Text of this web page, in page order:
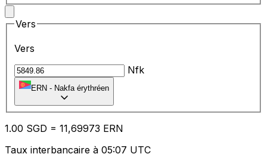
Vers
Vers
Nfk
ERN - Nakfa érythréen
1.00 SGD = 11,69973 ERN
Taux interbancaire à 05:07 UTC